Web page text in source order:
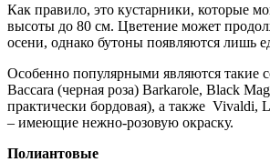
Как правило, это кустарники, которые
высоты до 80 см. Цветение может
осени, однако бутоны появляются лишь
Особенно популярными являются такие
Baccara (черная роза) Barkarole, Black
практически бордовая), а также Vivaldi,
– имеющие нежно-розовую окраску.
Полиантовые